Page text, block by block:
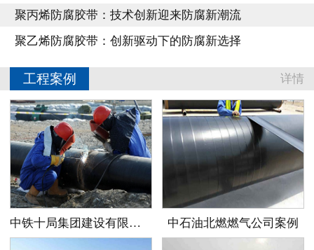
聚丙烯防腐胶带：技术创新迎来防腐新潮流
聚乙烯防腐胶带：创新驱动下的防腐新选择
工程案例 详情
中铁十局集团建设有限公司案例 中石油北燃燃气公司案例